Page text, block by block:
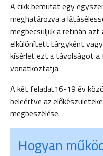
A cikk bemutat egy
meghatározva a
megbecsüljük a retinán
elkülönített tárgyként
kísérlet ezt a távolságot a
vonatkoztatja.
A két feladat16-19 év
beleértve az
megbeszélése.
Hogyan